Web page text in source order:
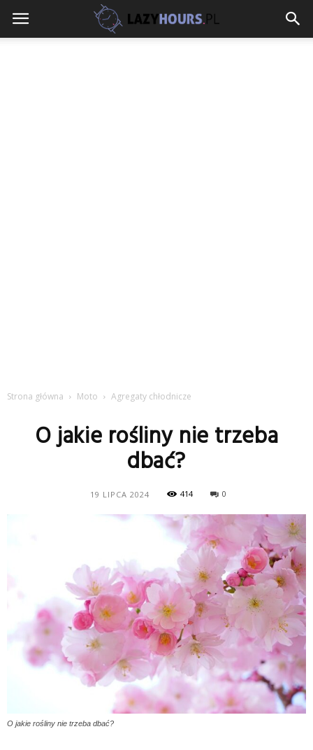
lazyhours.pl
Strona główna Moto Agregaty chłodnicze
O jakie rośliny nie trzeba
dbać?
19 LIPCA 2024 414 0
O jakie rośliny nie trzeba dbać?